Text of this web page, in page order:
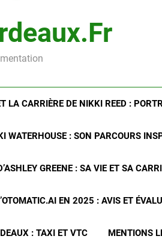
LA CARRIÈRE DE NIKKI REED :
WATERHOUSE : SON PARCOURS
GREENE : SA VIE ET SA
EN 2025 : AVIS ET
: TAXI ET VTC MENTIONS